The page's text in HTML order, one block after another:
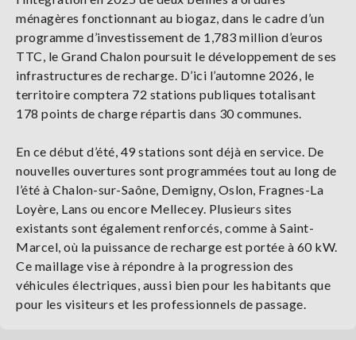
ménagères fonctionnant au biogaz, dans le cadre d’un
programme d’investissement de 1,783 million d’euros
TTC, le Grand Chalon poursuit le développement de ses
infrastructures de recharge. D’ici l’automne 2026, le
territoire comptera 72 stations publiques totalisant
178 points de charge répartis dans 30 communes.
En ce début d’été, 49 stations sont déjà en service. De
nouvelles ouvertures sont programmées tout au long de
l’été à Chalon-sur-Saône, Demigny, Oslon, Fragnes-La
Loyère, Lans ou encore Mellecey. Plusieurs sites
existants sont également renforcés, comme à Saint-
Marcel, où la puissance de recharge est portée à 60 kW.
Ce maillage vise à répondre à la progression des
véhicules électriques, aussi bien pour les habitants que
pour les visiteurs et les professionnels de passage.